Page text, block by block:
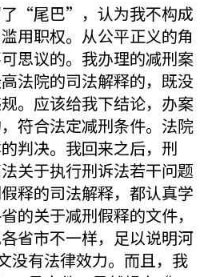
了“尾巴”，认为我不构成
用职权。从公平正义的角
思议的。我办理的减刑案
法院的司法解释的，既没
。应该给我下结论，办案
符合法定减刑条件。法院
判决。我回来之后，刑
关于执行刑诉法若干问题
释的司法解释，都认真学
的关于减刑假释的文件，
省市不一样，足以说明河
没有法律效力。而且，我